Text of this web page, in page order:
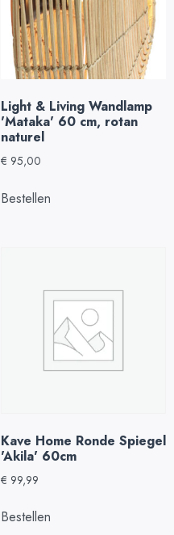
Light & Living Wandlamp
'Mataka' 60 cm, rotan
naturel
€ 95,00
Bestellen
Kave Home Ronde Spiegel
'Akila' 60cm
€ 99,99
Bestellen